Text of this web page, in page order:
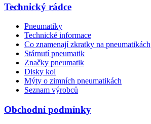
Technický rádce
Pneumatiky
Technické informace
Co znamenají zkratky na pneumatikách
Stárnutí pneumatik
Značky pneumatik
Disky kol
Mýty o zimních pneumatikách
Seznam výrobců
Obchodní podmínky